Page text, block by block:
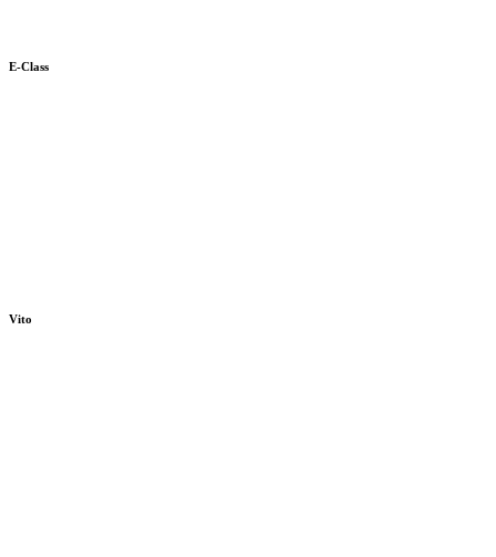
E-Class
Vito